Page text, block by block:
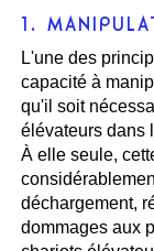
1.
L'une des
capacité à
qu'il soit
élévateurs dans
À elle seule,
déchargement,
dommages aux